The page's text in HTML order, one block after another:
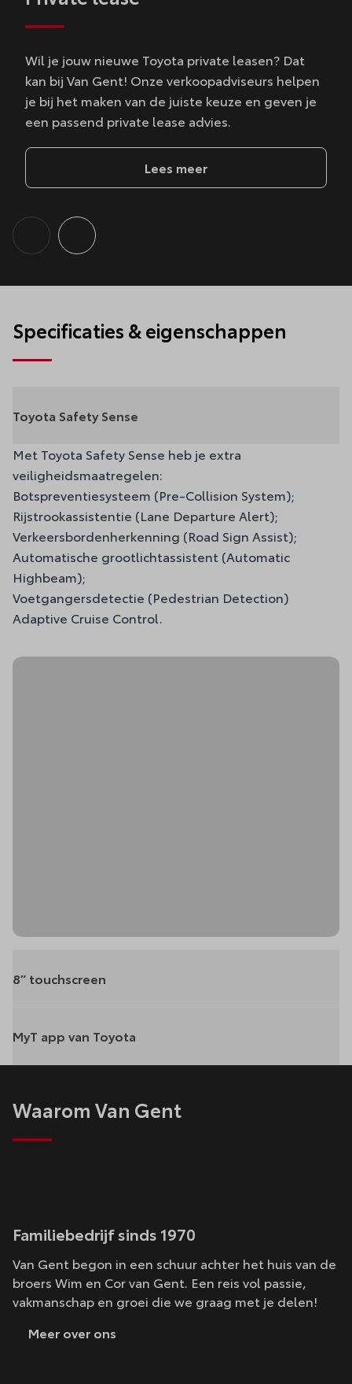
Wil je jouw nieuwe Toyota private leasen? Dat
kan bij Van Gent! Onze verkoopadviseurs helpen
je bij het maken van de juiste keuze en geven je
een passend private lease advies.
Lees meer
Specificaties & eigenschappen
Toyota Safety Sense
Met Toyota Safety Sense heb je extra
veiligheidsmaatregelen:
Botspreventiesysteem (Pre-Collision System);
Rijstrookassistentie (Lane Departure Alert);
Verkeersbordenherkenning (Road Sign Assist);
Automatische grootlichtassistent (Automatic
Highbeam);
Voetgangersdetectie (Pedestrian Detection)
Adaptive Cruise Control.
8” touchscreen
MyT app van Toyota
Waarom Van Gent
Familiebedrijf sinds 1970
Van Gent begon in een schuur achter het huis van de
broers Wim en Cor van Gent. Een reis vol passie,
vakmanschap en groei die we graag met je delen!
Meer over ons